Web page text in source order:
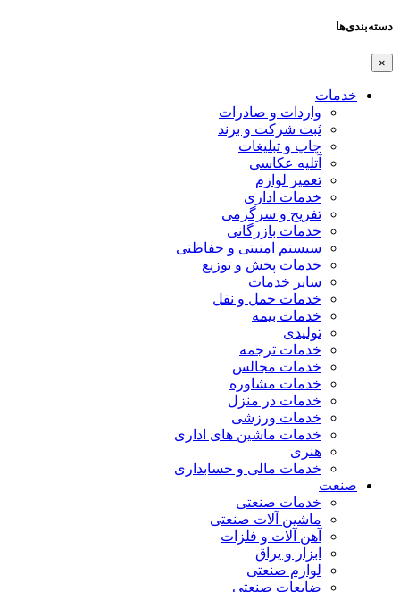
دسته‌بندی‌ها
×
خدمات
واردات و صادرات
ثبت شرکت و برند
چاپ و تبلیغات
آتلیه عکاسی
تعمیر لوازم
خدمات اداری
تفریح و سرگرمی
خدمات بازرگانی
سیستم امنیتی و حفاظتی
خدمات پخش و توزیع
سایر خدمات
خدمات حمل و نقل
خدمات بیمه
تولیدی
خدمات ترجمه
خدمات مجالس
خدمات مشاوره
خدمات در منزل
خدمات ورزشی
خدمات ماشین های اداری
هنری
خدمات مالی و حسابداری
صنعت
خدمات صنعتی
ماشین آلات صنعتی
آهن آلات و فلزات
ابزار و یراق
لوازم صنعتی
ضایعات صنعتی